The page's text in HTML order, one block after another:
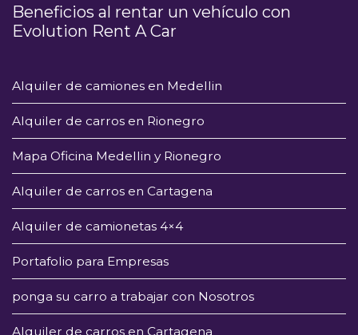
Beneficios al rentar un vehículo con
Evolution Rent A Car
Alquiler de camiones en Medellin
Alquiler de carros en Rionegro
Mapa Oficina Medellin y Rionegro
Alquiler de carros en Cartagena
Alquiler de camionetas 4×4
Portafolio para Empresas
ponga su carro a trabajar con Nosotros
Alquiler de carros en Cartagena